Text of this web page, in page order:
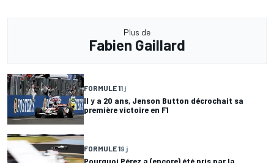
Plus de
Fabien Gaillard
FORMULE 11 j
Il y a 20 ans, Jenson Button décrochait sa
première victoire en F1
FORMULE 19 j